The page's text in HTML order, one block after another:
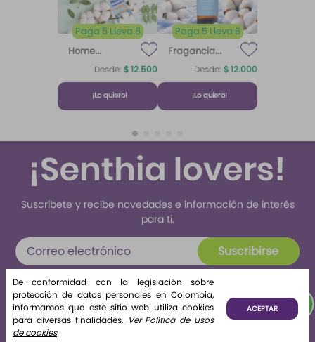
Paga 5 Lleva 6
Home
Fragrance
AlgodónHome
Algodón 220
ml Etq.
Desde: $12.500
¡Lo quiero!
Paga 5 Lleva 6
Fragancia
para difusor
Brisa deDesde: $12.000
¡Lo quiero!
Suscríbete y recibe novedades e información de interés
para ti.
Suscribirse
Al enviar tus datos declaras haber leído y aceptado el
tratamiento de datos personales
De conformidad con la legislación sobre
protección de datos personales en Colombia,
informamos que este sitio web utiliza cookies
para diversas finalidades. Ver Política de usos
de cookies
ACEPTAR